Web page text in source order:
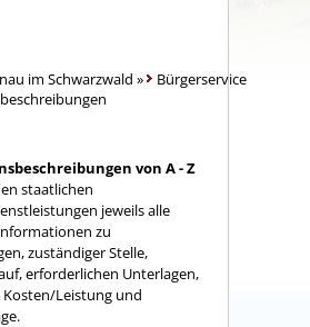
im Schwarzwald »
Bürgerservice
von A - Z
staatlichen
jeweils alle
zu
zuständiger Stelle,
erforderlichen Unterlagen,
Leistung und